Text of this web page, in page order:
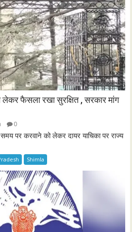
लेकर फैसला रखा सुरक्षित , सरकार मांग
0
पर करवाने को लेकर दायर याचिका पर राज्य
Shimla